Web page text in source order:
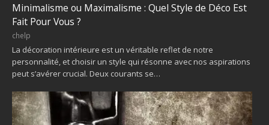
Minimalisme ou Maximalisme : Quel Style de Déco Est
Fait Pour Vous ?
chelp
La décoration intérieure est un véritable reflet de notre
personnalité, et choisir un style qui résonne avec nos aspirations
peut s’avérer crucial. Deux courants se…